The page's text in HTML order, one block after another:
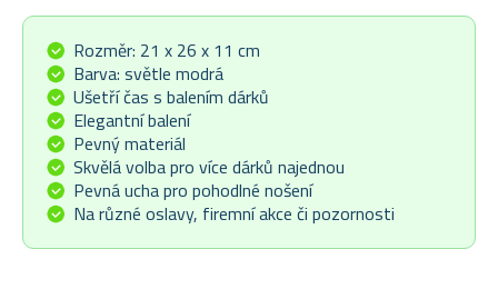
Rozměr: 21 x 26 x 11 cm
Barva: světle modrá
Ušetří čas s balením dárků
Elegantní balení
Pevný materiál
Skvělá volba pro více dárků najednou
Pevná ucha pro pohodlné nošení
Na různé oslavy, firemní akce či pozornosti